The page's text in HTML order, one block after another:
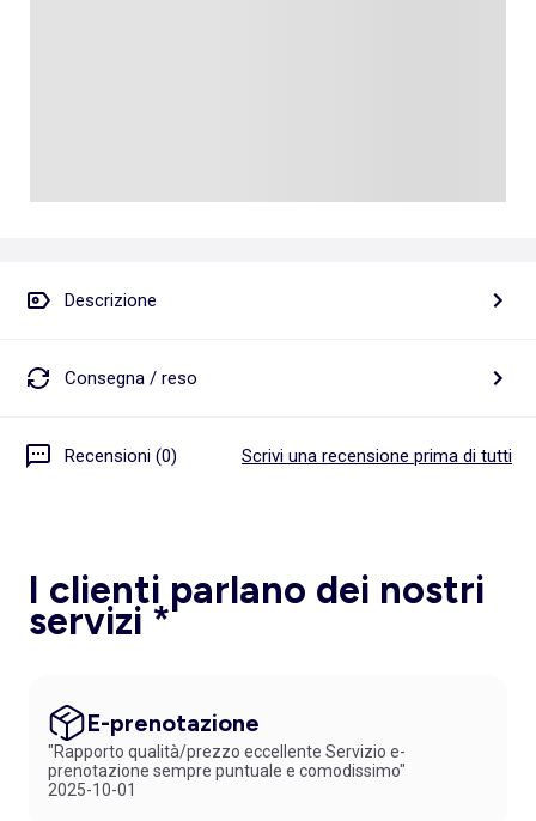
Descrizione
Consegna / reso
Recensioni (0) Scrivi una recensione prima di tutti
I clienti parlano dei nostri
servizi *
E-prenotazione
"Rapporto qualità/prezzo eccellente Servizio e-
prenotazione sempre puntuale e comodissimo"
2025-10-01